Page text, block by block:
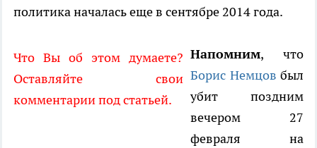
политика началась еще в сентябре 2014 года.
Что Вы об этом думаете?
Оставляйте свои
комментарии под статьей.
Напомним, что
Борис Немцов был
убит поздним
вечером 27
февраля на